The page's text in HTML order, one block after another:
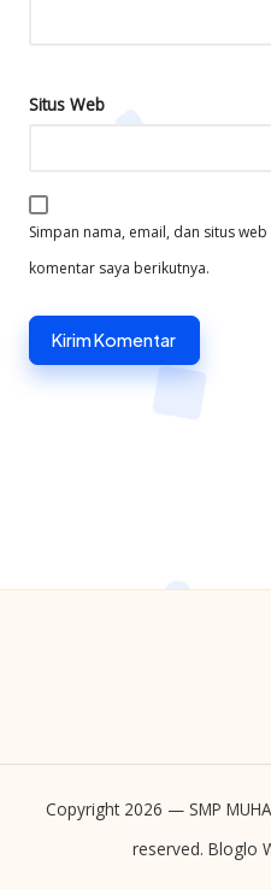
Situs Web
Simpan nama, email, dan situs
komentar saya berikutnya.
Copyright 2026 — SMP
reserved. Bloglo